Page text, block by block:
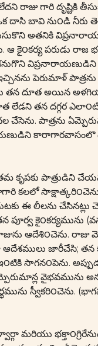
రాజు గారి దృష్టికి
దాసి బావి ను౦డి నీరు
అతనికి
ఆ కై౦కర్య పరుడు
పెరుమాళ్
తన దూత అయిన
లేడని తన దగ్గర
పాత్రను
కారాగారవాసంలొ
కృపకు పాత్రుడిని
కలలో
ఈ లీలను చేసినట్లు
కై౦కర్యమును
ఆదేశి౦చెను. రాజు
జారీచేసి; తన
సాగన౦పెను.
వైభవమును
స్వీకరి౦చెను.